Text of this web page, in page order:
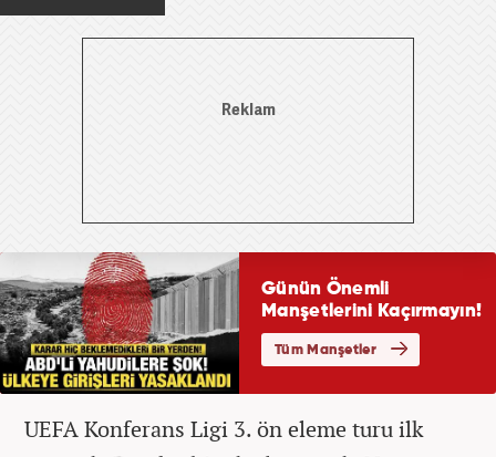
UEFA Konferans Ligi 3. ön eleme turu ilk